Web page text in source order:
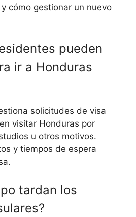
cómo gestionar un nuevo
pueden
ir a Honduras
solicitudes de visa
visitar Honduras por
u otros motivos.
y tiempos de espera
tardan los